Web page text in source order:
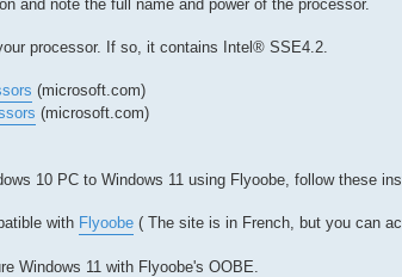
and note the full name and power of the processor.
processor. If so, it contains Intel® SSE4.2.
(microsoft.com)
(microsoft.com)
10 PC to Windows 11 using Flyoobe, follow these
with Flyoobe ( The site is in French, but you can
Windows 11 with Flyoobe's OOBE.